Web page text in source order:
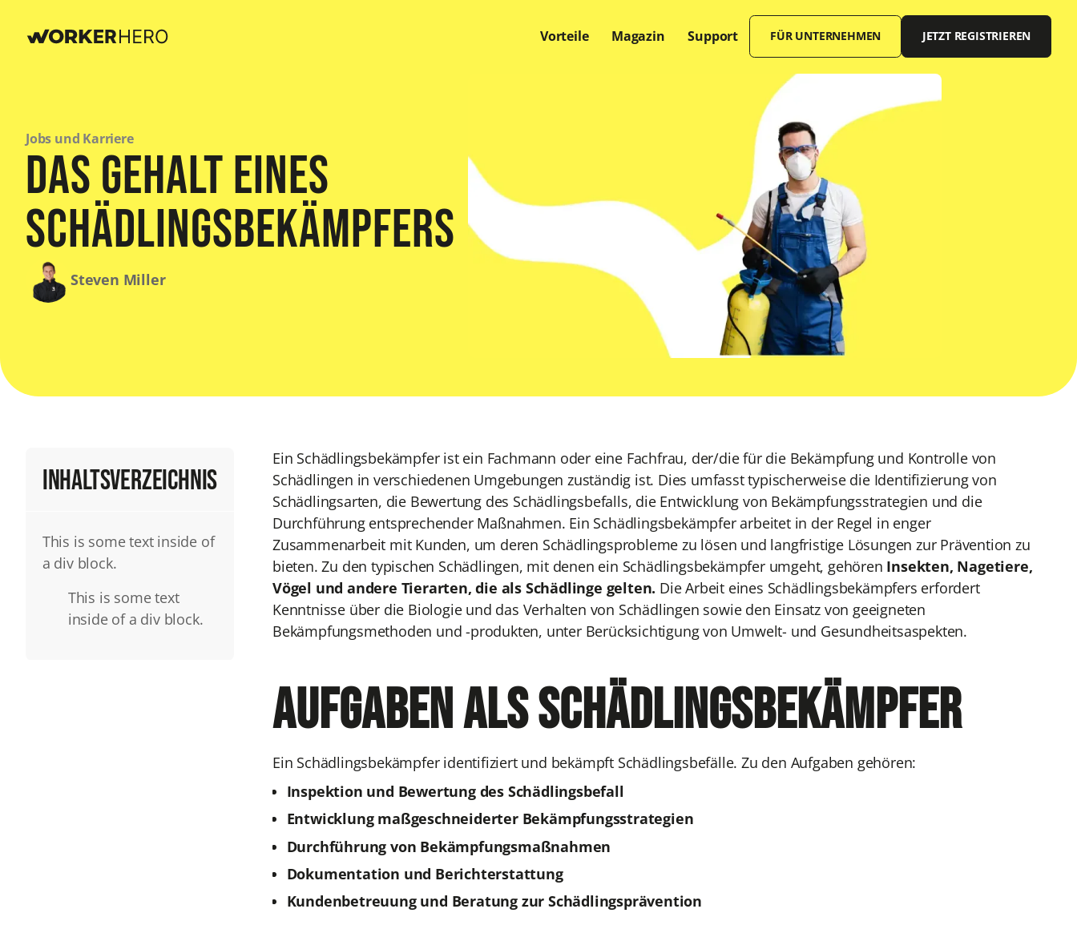
Vorteile
Offene Stellen
Magazin Support FÜR UNTERNEHMEN JETZT REGISTRIEREN
Jobs und Karriere
Das Gehalt eines
Schädlingsbekämpfers
Steven Miller
Inhaltsverzeichnis
This is some text inside of
a div block.
This is some text
inside of a div block.
Ein Schädlingsbekämpfer ist ein Fachmann oder eine Fachfrau, der/die für die Bekämpfung und Kontrolle von
Schädlingen in verschiedenen Umgebungen zuständig ist. Dies umfasst typischerweise die Identifizierung von
Schädlingsarten, die Bewertung des Schädlingsbefalls, die Entwicklung von Bekämpfungsstrategien und die
Durchführung entsprechender Maßnahmen. Ein Schädlingsbekämpfer arbeitet in der Regel in enger
Zusammenarbeit mit Kunden, um deren Schädlingsprobleme zu lösen und langfristige Lösungen zur Prävention zu
bieten. Zu den typischen Schädlingen, mit denen ein Schädlingsbekämpfer umgeht, gehören Insekten, Nagetiere,
Vögel und andere Tierarten, die als Schädlinge gelten. Die Arbeit eines Schädlingsbekämpfers erfordert
Kenntnisse über die Biologie und das Verhalten von Schädlingen sowie den Einsatz von geeigneten
Bekämpfungsmethoden und -produkten, unter Berücksichtigung von Umwelt- und Gesundheitsaspekten.
Aufgaben als Schädlingsbekämpfer
Ein Schädlingsbekämpfer identifiziert und bekämpft Schädlingsbefälle. Zu den Aufgaben gehören:
Inspektion und Bewertung des Schädlingsbefall
Entwicklung maßgeschneiderter Bekämpfungsstrategien
Durchführung von Bekämpfungsmaßnahmen
Dokumentation und Berichterstattung
Kundenbetreuung und Beratung zur Schädlingsprävention